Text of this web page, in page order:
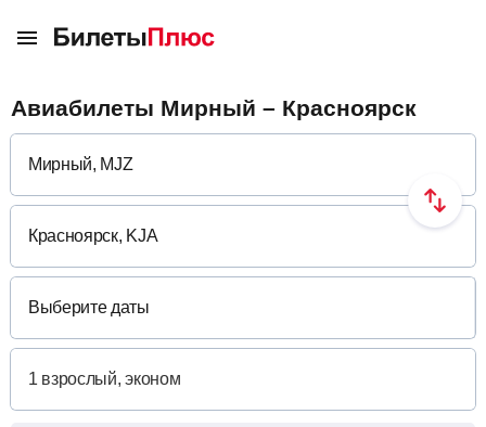
Авиабилеты Мирный – Красноярск
Выберите даты